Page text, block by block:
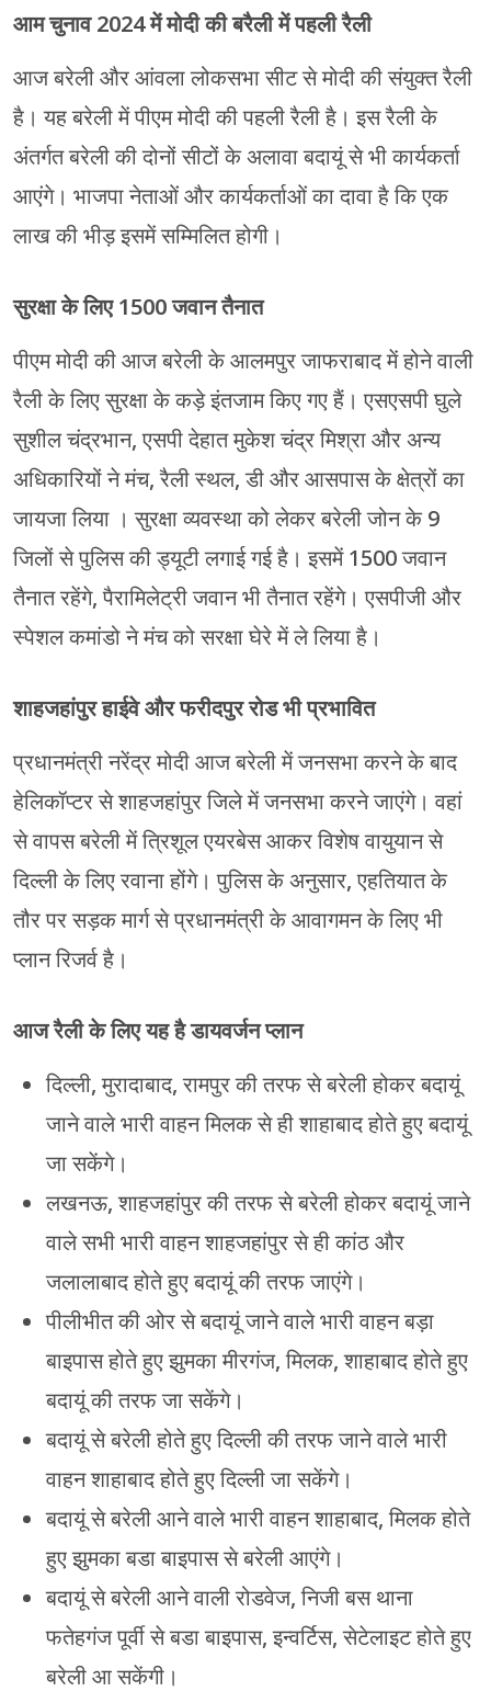
आम चुनाव 2024 में मोदी की बरैली में पहली रैली
आज बरेली और आंवला लोकसभा सीट से मोदी की संयुक्त रैली
है। यह बरेली में पीएम मोदी की पहली रैली है। इस रैली के
अंतर्गत बरेली की दोनों सीटों के अलावा बदायूं से भी कार्यकर्ता
आएंगे। भाजपा नेताओं और कार्यकर्ताओं का दावा है कि एक
लाख की भीड़ इसमें सम्मिलित होगी।
सुरक्षा के लिए 1500 जवान तैनात
पीएम मोदी की आज बरेली के आलमपुर जाफराबाद में होने वाली
रैली के लिए सुरक्षा के कड़े इंतजाम किए गए हैं। एसएसपी घुले
सुशील चंद्रभान, एसपी देहात मुकेश चंद्र मिश्रा और अन्य
अधिकारियों ने मंच, रैली स्थल, डी और आसपास के क्षेत्रों का
जायजा लिया । सुरक्षा व्यवस्था को लेकर बरेली जोन के 9
जिलों से पुलिस की ड्यूटी लगाई गई है। इसमें 1500 जवान
तैनात रहेंगे, पैरामिलेट्री जवान भी तैनात रहेंगे। एसपीजी और
स्पेशल कमांडो ने मंच को सरक्षा घेरे में ले लिया है।
शाहजहांपुर हाईवे और फरीदपुर रोड भी प्रभावित
प्रधानमंत्री नरेंद्र मोदी आज बरेली में जनसभा करने के बाद
हेलिकॉप्टर से शाहजहांपुर जिले में जनसभा करने जाएंगे। वहां
से वापस बरेली में त्रिशूल एयरबेस आकर विशेष वायुयान से
दिल्ली के लिए रवाना होंगे। पुलिस के अनुसार, एहतियात के
तौर पर सड़क मार्ग से प्रधानमंत्री के आवागमन के लिए भी
प्लान रिजर्व है।
आज रैली के लिए यह है डायवर्जन प्लान
दिल्ली, मुरादाबाद, रामपुर की तरफ से बरेली होकर बदायूं
जाने वाले भारी वाहन मिलक से ही शाहाबाद होते हुए बदायूं
जा सकेंगे।
लखनऊ, शाहजहांपुर की तरफ से बरेली होकर बदायूं जाने
वाले सभी भारी वाहन शाहजहांपुर से ही कांठ और
जलालाबाद होते हुए बदायूं की तरफ जाएंगे।
पीलीभीत की ओर से बदायूं जाने वाले भारी वाहन बड़ा
बाइपास होते हुए झुमका मीरगंज, मिलक, शाहाबाद होते हुए
बदायूं की तरफ जा सकेंगे।
बदायूं से बरेली होते हुए दिल्ली की तरफ जाने वाले भारी
वाहन शाहाबाद होते हुए दिल्ली जा सकेंगे।
बदायूं से बरेली आने वाले भारी वाहन शाहाबाद, मिलक होते
हुए झुमका बडा बाइपास से बरेली आएंगे।
बदायूं से बरेली आने वाली रोडवेज, निजी बस थाना
फतेहगंज पूर्वी से बडा बाइपास, इन्वर्टिस, सेटेलाइट होते हुए
बरेली आ सकेंगी।